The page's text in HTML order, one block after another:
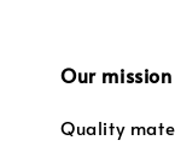
Our mission
Quality